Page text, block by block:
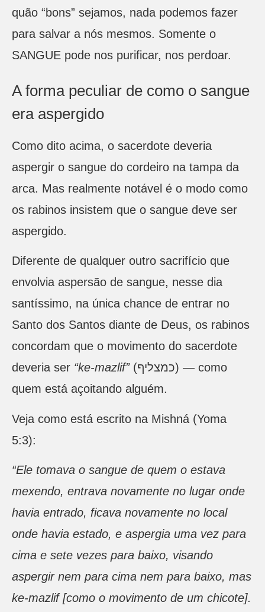
quão “bons” sejamos, nada podemos fazer
para salvar a nós mesmos. Somente o
SANGUE pode nos purificar, nos perdoar.
A forma peculiar de como o sangue
era aspergido
Como dito acima, o sacerdote deveria
aspergir o sangue do cordeiro na tampa da
arca. Mas realmente notável é o modo como
os rabinos insistem que o sangue deve ser
aspergido.
Diferente de qualquer outro sacrifício que
envolvia aspersão de sangue, nesse dia
santíssimo, na única chance de entrar no
Santo dos Santos diante de Deus, os rabinos
concordam que o movimento do sacerdote
deveria ser “ke-mazlif”(כמצליף) — como
quem está açoitando alguém.
Veja como está escrito na Mishná (Yoma
5:3):
“Ele tomava o sangue de quem o estava
mexendo, entrava novamente no lugar onde
havia entrado, ficava novamente no local
onde havia estado, e aspergia uma vez para
cima e sete vezes para baixo, visando
aspergir nem para cima nem para baixo, mas
ke-mazlif [como o movimento de um chicote].